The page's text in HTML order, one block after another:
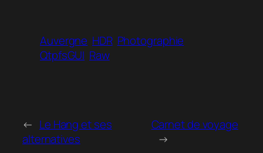
Auvergne HDR Photographie
QtpfsGUI Raw
← Le Hang et ses
alternatives
Carnet de voyage
→